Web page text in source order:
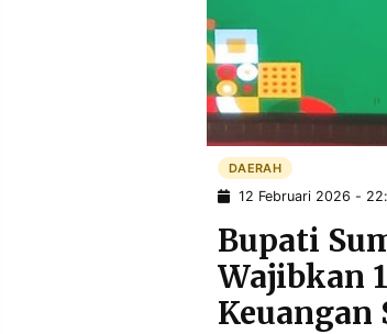
DAERAH
12 Februari 2026 -
Bupati
Wajibkan
Keuangan